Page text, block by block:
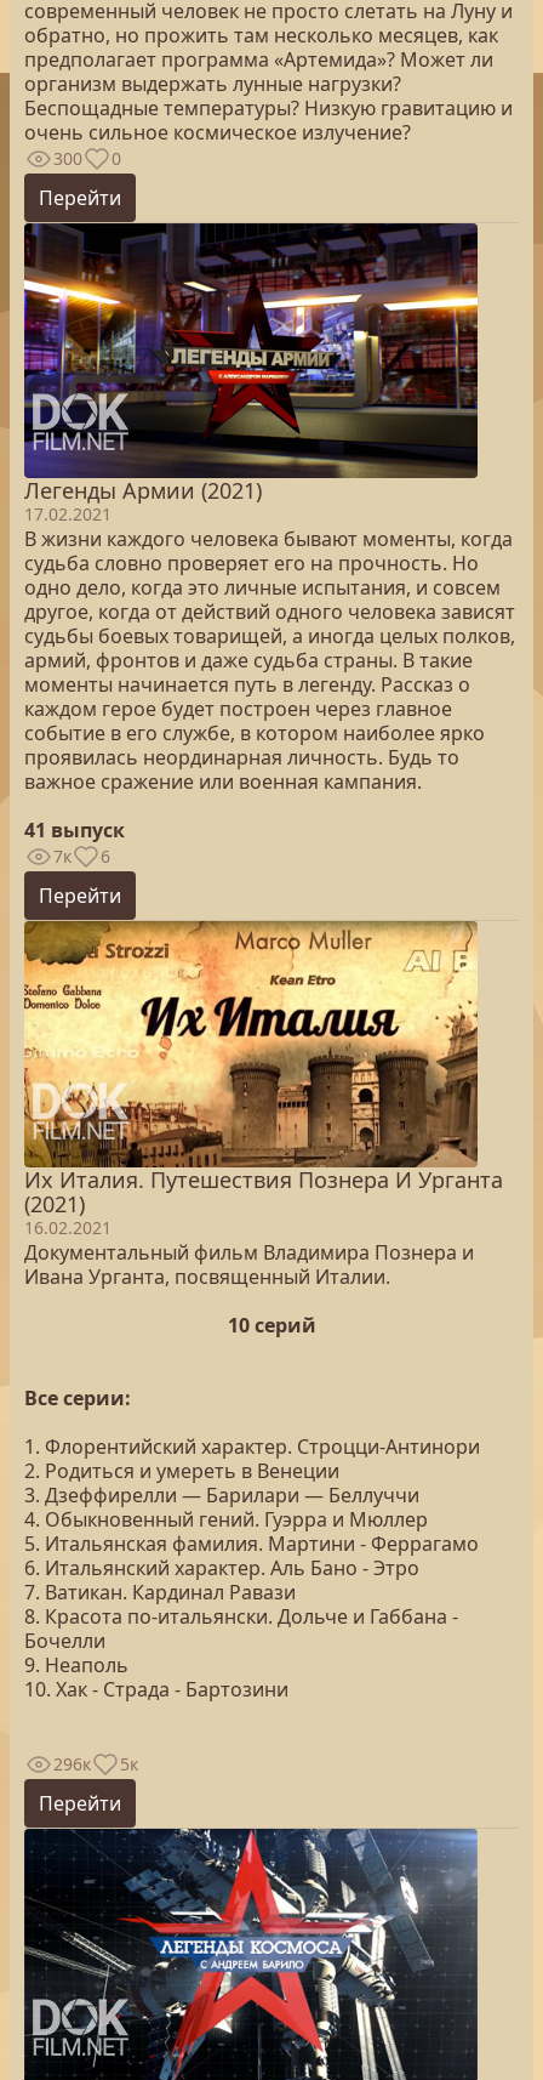
современный человек не просто слетать на Луну и
обратно, но прожить там несколько месяцев, как
предполагает программа «Артемида»? Может ли
организм выдержать лунные нагрузки?
Беспощадные температуры? Низкую гравитацию и
очень сильное космическое излучение?
300 0
Перейти
Легенды Армии (2021)
17.02.2021
В жизни каждого человека бывают моменты, когда
судьба словно проверяет его на прочность. Но
одно дело, когда это личные испытания, и совсем
другое, когда от действий одного человека зависят
судьбы боевых товарищей, а иногда целых полков,
армий, фронтов и даже судьба страны. В такие
моменты начинается путь в легенду. Рассказ о
каждом герое будет построен через главное
событие в его службе, в котором наиболее ярко
проявилась неординарная личность. Будь то
важное сражение или военная кампания.
41 выпуск
7к 6
Перейти
Их Италия. Путешествия Познера И Урганта
(2021)
16.02.2021
Документальный фильм Владимира Познера и
Ивана Урганта, посвященный Италии.
10 серий
Все серии:
1. Флорентийский характер. Строцци-Антинори
2. Родиться и умереть в Венеции
3. Дзеффирелли — Барилари — Беллуччи
4. Обыкновенный гений. Гуэрра и Мюллер
5. Итальянская фамилия. Мартини - Феррагамо
6. Итальянский характер. Аль Бано - Этро
7. Ватикан. Кардинал Равази
8. Красота по-итальянски. Дольче и Габбана -
Бочелли
9. Неаполь
10. Хак - Страда - Бартозини
296к 5к
Перейти